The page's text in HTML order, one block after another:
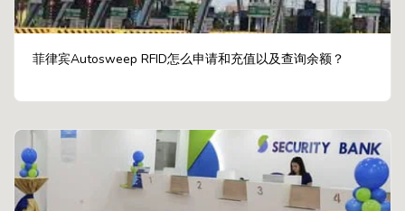
菲律宾Autosweep RFID怎么申请和充值以及查询余额？